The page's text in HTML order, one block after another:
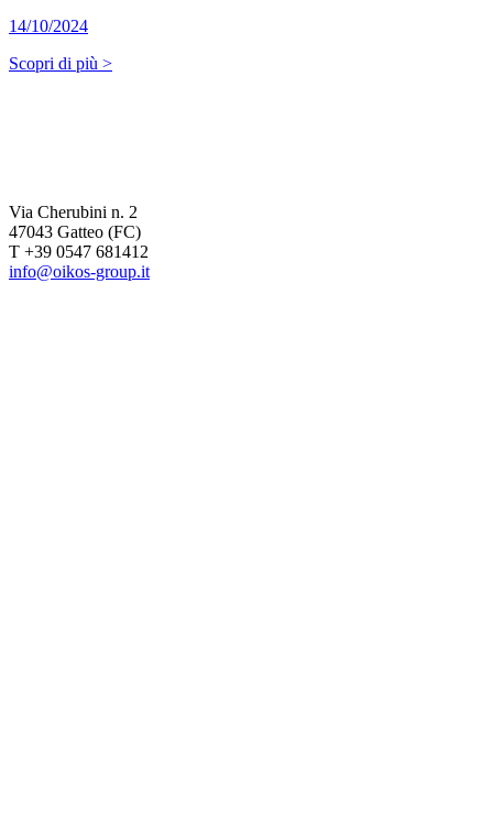
14/10/2024
Scopri di più >
Via Cherubini n. 2
47043 Gatteo (FC)
T +39 0547 681412
info@oikos-group.it